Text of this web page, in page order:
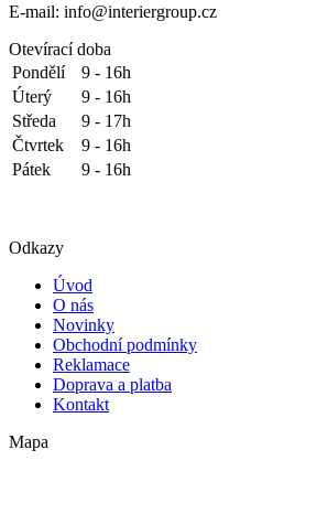
E-mail: info@interiergroup.cz
Otevírací doba
Pondělí
9 - 16h
Úterý
9 - 16h
Středa
9 - 17h
Čtvrtek
9 - 16h
Pátek
9 - 16h
Odkazy
Úvod
O nás
Novinky
Obchodní podmínky
Reklamace
Doprava a platba
Kontakt
Mapa